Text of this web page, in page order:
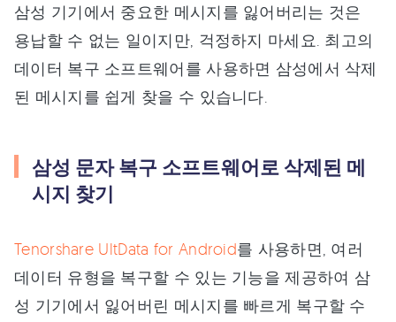
삼성 기기에서 중요한 메시지를 잃어버리는 것은
용납할 수 없는 일이지만, 걱정하지 마세요. 최고의
데이터 복구 소프트웨어를 사용하면 삼성에서 삭제
된 메시지를 쉽게 찾을 수 있습니다.
삼성 문자 복구 소프트웨어로 삭제된 메
시지 찾기
Tenorshare UltData for Android를 사용하면, 여러
데이터 유형을 복구할 수 있는 기능을 제공하여 삼
성 기기에서 잃어버린 메시지를 빠르게 복구할 수